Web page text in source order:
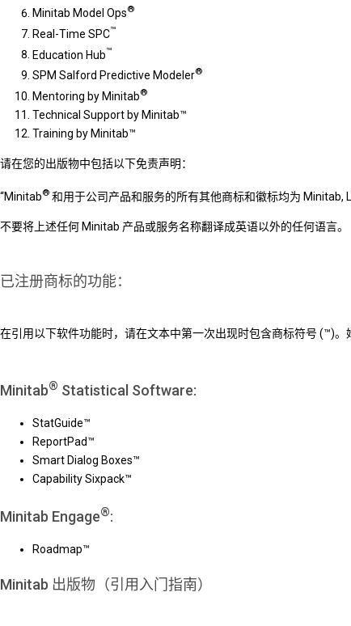
Minitab Model Ops®
Real-Time SPC™
Education Hub™
SPM Salford Predictive Modeler®
Mentoring by Minitab®
Technical Support by Minitab™
Training by Minitab™
请在您的出版物中包括以下免责声明：
“Minitab® 和用于公司产品和服务的所有其他商标和徽标均为 Minitab,
不要将上述任何 Minitab 产品或服务名称翻译成英语以外的任何语言。
已注册商标的功能：
在引用以下软件功能时，请在文本中第一次出现时包含商标符号 (™)
Minitab® Statistical Software:
StatGuide™
ReportPad™
Smart Dialog Boxes™
Capability Sixpack™
Minitab Engage®:
Roadmap™
Minitab 出版物（引用入门指南）